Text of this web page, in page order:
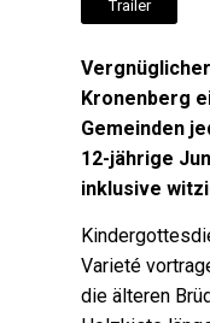
Trailer
Kronenberg
Gemeinden
12-jährige
inklusive
Varieté
die älteren